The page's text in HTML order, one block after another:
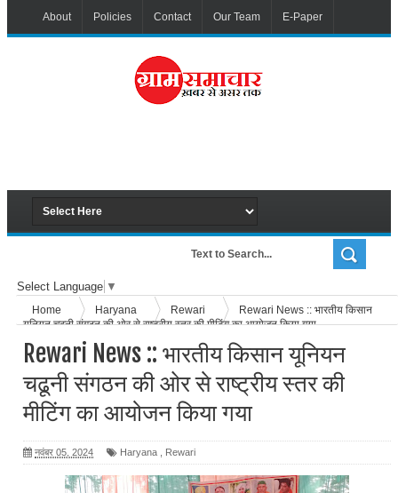
About Policies Contact Our Team E-Paper
Select Language ▼
Home Haryana Rewari
Rewari News :: भारतीय किसान
यूनियन चढूनी संगठन की ओर से राष्ट्रीय स्तर की मीटिंग का आयोजन किया गया
Rewari News :: भारतीय किसान यूनियन
चढूनी संगठन की ओर से राष्ट्रीय स्तर की
मीटिंग का आयोजन किया गया
नवंबर 05, 2024 Haryana Rewari